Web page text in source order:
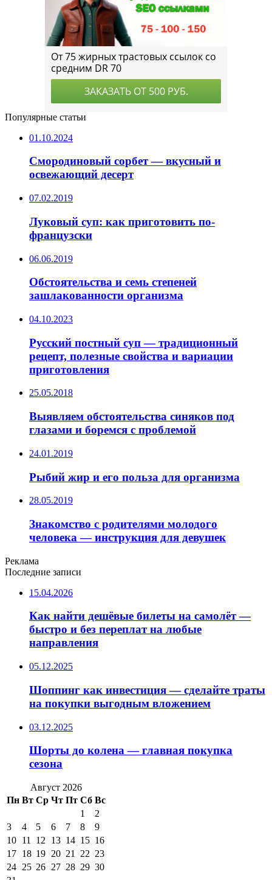
Популярные статьи
01.10.2024
Смородиновый сорбет — вкусный и
освежающий десерт
07.02.2019
Луковый суп: как приготовить по-
французски
06.06.2019
Обстоятельства и семь степеней
зашлакованности организма
04.10.2023
Русский постный суп — традиционный
рецепт, полезные свойства и вариации
приготовления
25.05.2018
Выявляем обстоятельства синяков под
глазами и боремся с проблемой
24.01.2019
Рыбий жир и его польза для организма
28.05.2019
Знакомство с родителями молодого
человека — инструкция для девушек
Реклама
Последние записи
15.04.2026
Как найти дешёвые билеты на самолёт —
быстро и без переплат на любые
направления
05.12.2025
Шоппинг как инвестиция — сделайте траты
на покупки выгодным вложением
03.12.2025
Шорты до колена — главная покупка
сезона
Август 2026
Пн Вт Ср Чт Пт Сб Вс
1
2
3
4 5 6 7 8
9
10 11 12 13 14 15 16
17 18 19 20 21 22 23
24 25 26 27 28 29 30